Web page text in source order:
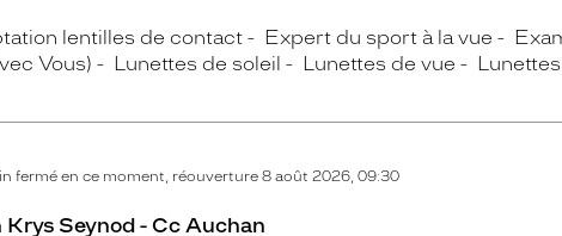
lentilles de contact Expert du sport à la vue
Vous)
Lunettes de soleil Lunettes de vue
fermé en ce moment, réouverture 8 août 2026, 09:30
Krys Seynod - Cc Auchan